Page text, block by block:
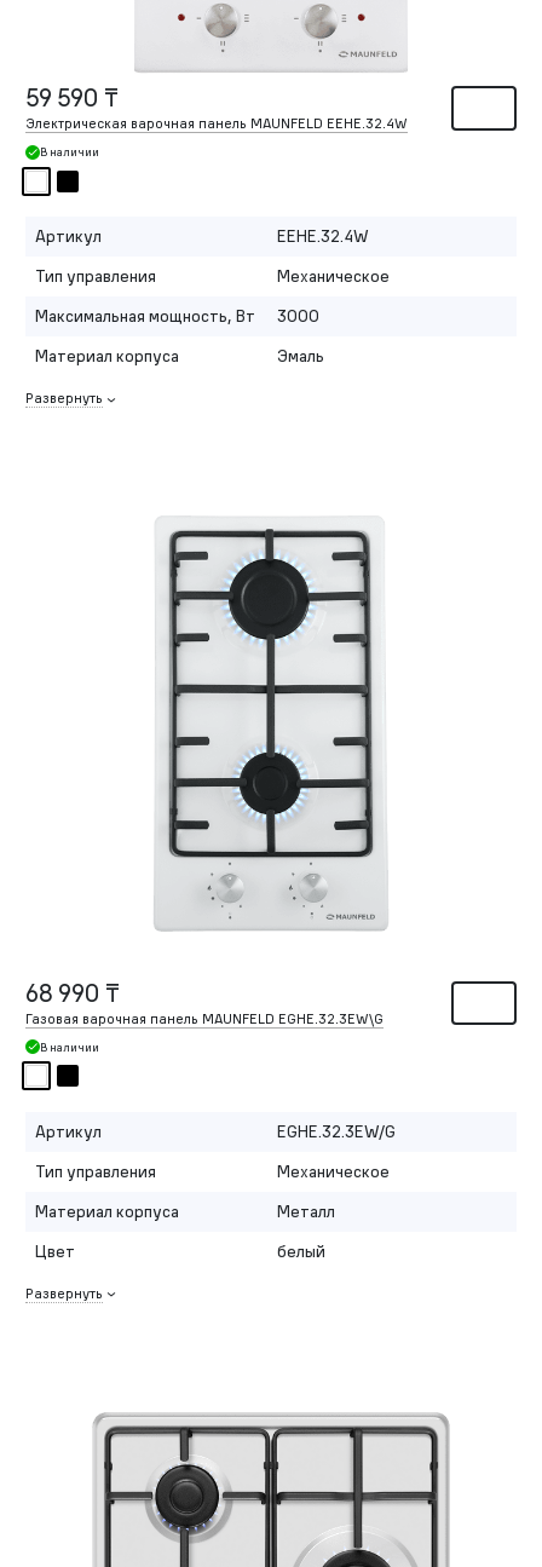
59 590 ₸
Электрическая варочная панель MAUNFELD EEHE.32.4W
В наличии
Артикул
EEHE.32.4W
Тип управления
Механическое
Максимальная мощность, Вт
3000
Материал корпуса
Эмаль
Развернуть
68 990 ₸
Газовая варочная панель MAUNFELD EGHE.32.3EW\G
В наличии
Артикул
EGHE.32.3EW/G
Тип управления
Механическое
Материал корпуса
Металл
Цвет
белый
Развернуть